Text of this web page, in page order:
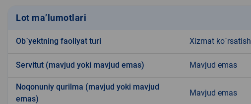
6
Lot ma’lumotlari
Ob`yektning faoliyat turi Xizmat ko`rsatish
Servitut (mavjud yoki mavjud emas) Mavjud emas
Noqonuniy qurilma (mavjud yoki mavjud
emas)
Mavjud emas